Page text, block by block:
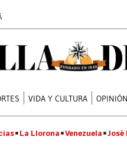
VIDA Y CULTURA OPINIÓN
La Llorona Venezuela José